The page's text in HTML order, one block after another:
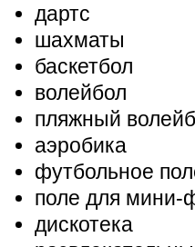
дартс
шахматы
баскетбол
волейбол
пляжный
аэробика
футбольное
поле для мини-
дискотека